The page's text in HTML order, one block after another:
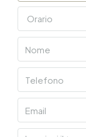
Orario